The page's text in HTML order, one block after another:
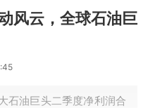
风云，全球石油巨
油巨头二季度净利润合